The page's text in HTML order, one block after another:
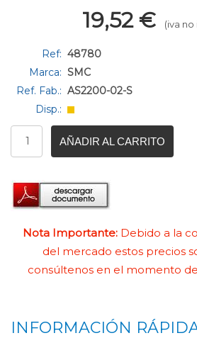
19,52 € (iva
Ref: 48780
Marca: SMC
Ref. Fab.: AS2200-02-S
Disp.:
AÑADIR AL CARRITO
Nota Importante: Debido a la
del mercado estos precios
consúltenos en el momento
INFORMACIÓN